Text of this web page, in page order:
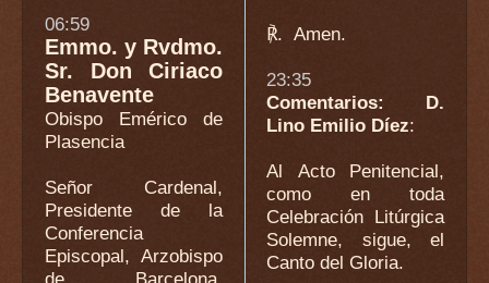
06:59
Emmo. y Rvdmo.
Sr. Don Ciriaco
Benavente
Obispo Emérico de
Plasencia
Señor Cardenal,
Presidente de la
Conferencia
Episcopal, Arzobispo
de Barcelona.
℟. Amen.
23:35
Comentarios: D.
Lino Emilio Díez:
Al Acto Penitencial,
como en toda
Celebración Litúrgica
Solemne, sigue, el
Canto del Gloria.